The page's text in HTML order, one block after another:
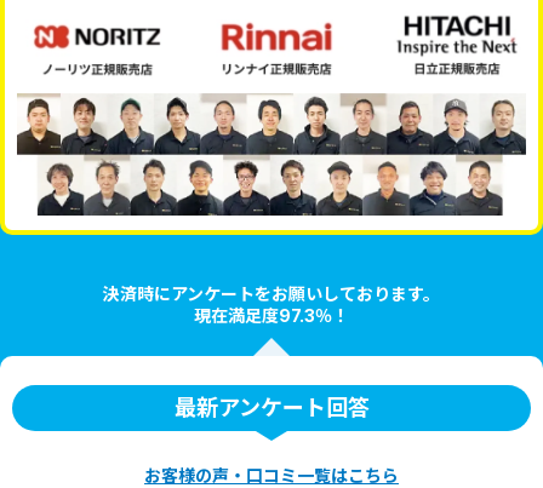
決済時にアンケートをお願いしております。
現在満足度97.3％！
最新アンケート回答
お客様の声・口コミ一覧はこちら